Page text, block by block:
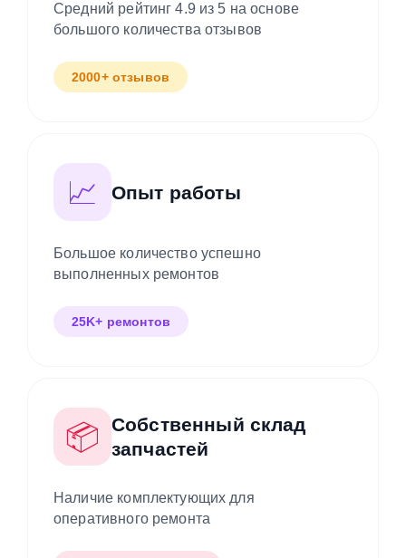
Средний рейтинг 4.9 из 5 на основе
большого количества отзывов
2000+ отзывов
📈 Опыт работы
Большое количество успешно
выполненных ремонтов
25K+ ремонтов
📦
Собственный склад
запчастей
Наличие комплектующих для
оперативного ремонта